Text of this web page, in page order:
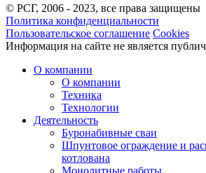
© РСГ, 2006 - 2023, все права защищены
Политика конфиденциальности
Пользовательское соглашение Cookies
Информация на сайте не является
О компании
О компании
Техника
Технологии
Деятельность
Буронабивные сваи
Шпунтовое ограждение и
котлована
Монолитные работы